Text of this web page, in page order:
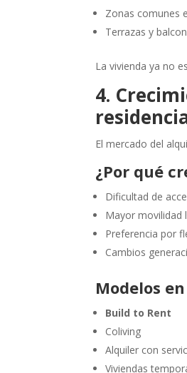
Zonas comunes
Terrazas y
La vivienda ya no
4.
El mercado del
¿Por qué
Dificultad de
Mayor movilidad
Preferencia por
Cambios
Modelos
Build to Rent
Coliving
Alquiler con
Viviendas